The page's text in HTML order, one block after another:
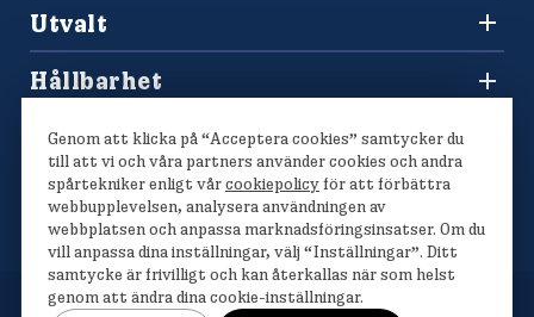
Press och nyhetsrum
Sponsring
Tävlingar
Hitta din Polarklämma
Utvalt
Lediga jobb
Våra bröd
Hållbarhet
Polarmetoden
Genom att klicka på “Acceptera cookies” samtycker du
till att vi och våra partners använder cookies och andra
spårtekniker enligt vårcookiepolicyför att förbättra
webbupplevelsen, analysera användningen av
webbplatsen och anpassa marknadsföringsinsatser. Om du
vill anpassa dina inställningar, välj “Inställningar”. Ditt
samtycke är frivilligt och kan återkallas när som helst
genom att ändra dina cookie-inställningar.